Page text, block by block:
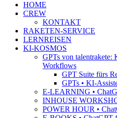
HOME
CREW
KONTAKT
RAKETEN-SERVICE
LERNREISEN
KI-KOSMOS
GPTs von talentrakete:
Workflows
GPT Suite fürs
GPTs • KI-
E-LEARNING •
INHOUSE
POWER HOUR •